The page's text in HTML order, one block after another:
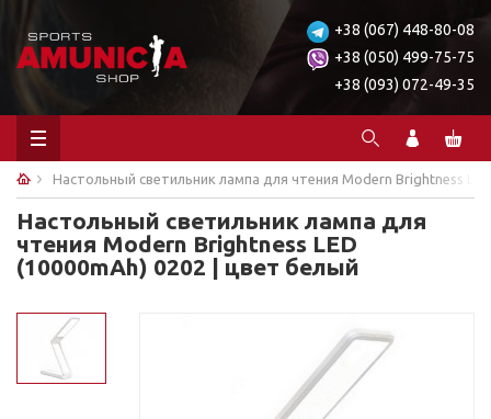
+38 (067) 448-80-08
+38 (050) 499-75-75
+38 (093) 072-49-35
Настольный светильник лампа для чтения Modern Brightness
Настольный светильник лампа для
чтения Modern Brightness LED
(10000mAh) 0202 | цвет белый